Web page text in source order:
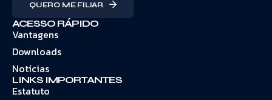
QUERO ME FILIAR
ACESSO RÁPIDO
Vantagens
Downloads
Notícias
LINKS IMPORTANTES
Estatuto